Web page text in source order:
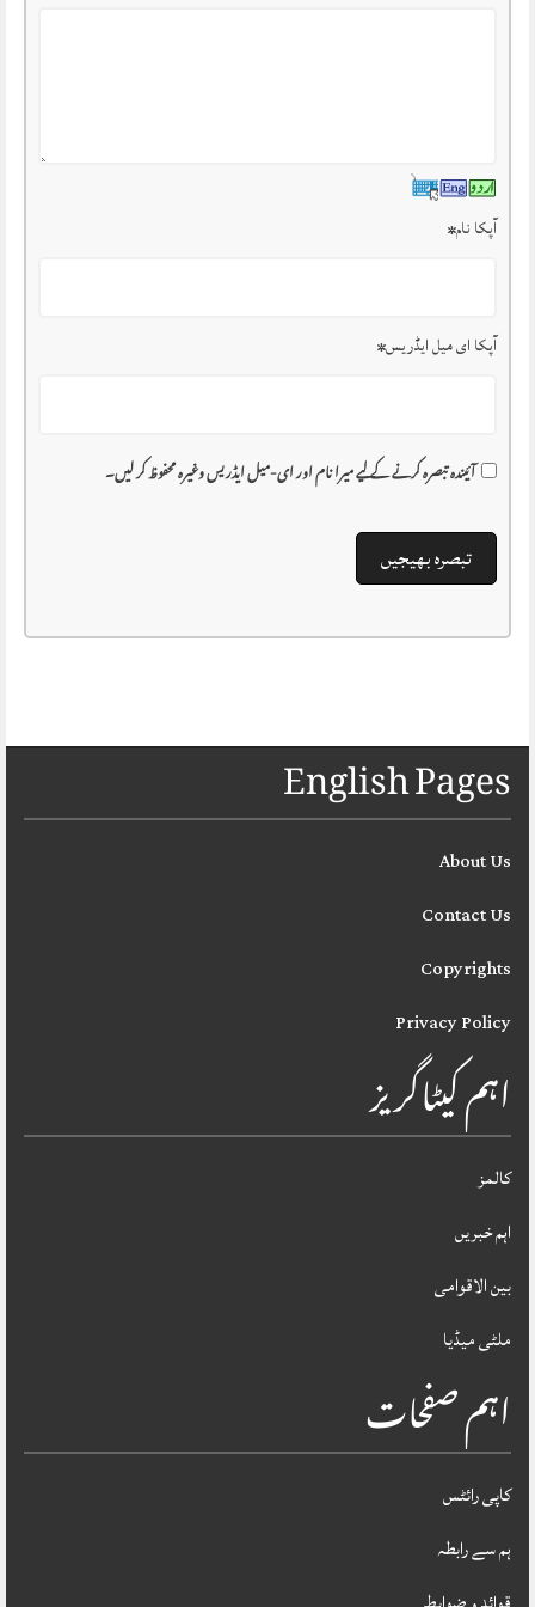
آپکا نام*
آپکا ای میل ایڈریس*
آئیندہ تبصرہ کرنے کے لیے میرا نام اور ای-میل ایڈریس وغیرہ محفوظ کر لیں۔
English Pages
About Us
Contact Us
Copyrights
Privacy Policy
اہم کیٹاگریز
کالمز
اہم خبریں
بین الاقوامی
ملٹی میڈیا
اہم صفحات
کاپی رائٹس
ہم سے رابطہ